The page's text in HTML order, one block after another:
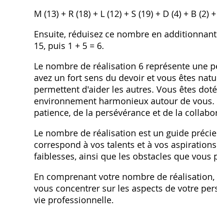
M (13) + R (18) + L (12) + S (19) + D (4) + B (2)
Ensuite, réduisez ce nombre en
15, puis 1 + 5 = 6.
Le nombre de réalisation 6 représente une
avez un fort sens du devoir et vous êtes
permettent d'aider les autres. Vous êtes
environnement harmonieux autour de
patience, de la persévérance et de la
Le nombre de réalisation est un guide
correspond à vos talents et à vos
faiblesses, ainsi que les obstacles que
En comprenant votre nombre de
vous concentrer sur les aspects de votre
vie professionnelle.